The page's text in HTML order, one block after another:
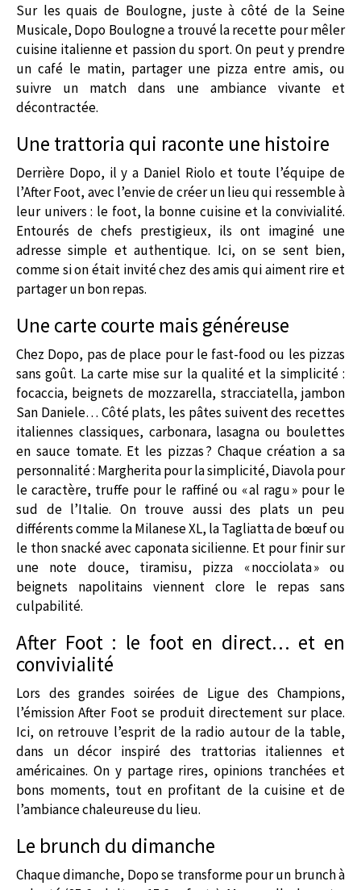
Sur les quais de Boulogne, juste à côté de la Seine
Musicale, Dopo Boulogne a trouvé la recette pour mêler
cuisine italienne et passion du sport. On peut y prendre
un café le matin, partager une pizza entre amis, ou
suivre un match dans une ambiance vivante et
décontractée.
Une trattoria qui raconte une histoire
Derrière Dopo, il y a Daniel Riolo et toute l’équipe de
l’After Foot, avec l’envie de créer un lieu qui ressemble à
leur univers : le foot, la bonne cuisine et la convivialité.
Entourés de chefs prestigieux, ils ont imaginé une
adresse simple et authentique. Ici, on se sent bien,
comme si on était invité chez des amis qui aiment rire et
partager un bon repas.
Une carte courte mais généreuse
Chez Dopo, pas de place pour le fast-food ou les pizzas
sans goût. La carte mise sur la qualité et la simplicité :
focaccia, beignets de mozzarella, stracciatella, jambon
San Daniele… Côté plats, les pâtes suivent des recettes
italiennes classiques, carbonara, lasagna ou boulettes
en sauce tomate. Et les pizzas ? Chaque création a sa
personnalité : Margherita pour la simplicité, Diavola pour
le caractère, truffe pour le raffiné ou « al ragu » pour le
sud de l’Italie. On trouve aussi des plats un peu
différents comme la Milanese XL, la Tagliatta de bœuf ou
le thon snacké avec caponata sicilienne. Et pour finir sur
une note douce, tiramisu, pizza « nocciolata » ou
beignets napolitains viennent clore le repas sans
culpabilité.
After Foot : le foot en direct… et en
convivialité
Lors des grandes soirées de Ligue des Champions,
l’émission After Foot se produit directement sur place.
Ici, on retrouve l’esprit de la radio autour de la table,
dans un décor inspiré des trattorias italiennes et
américaines. On y partage rires, opinions tranchées et
bons moments, tout en profitant de la cuisine et de
l’ambiance chaleureuse du lieu.
Le brunch du dimanche
Chaque dimanche, Dopo se transforme pour un brunch à